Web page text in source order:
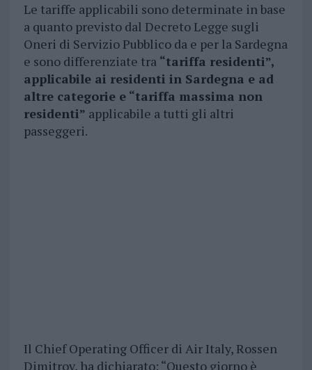
Le tariffe applicabili sono determinate in base
a quanto previsto dal Decreto Legge sugli
Oneri di Servizio Pubblico da e per la Sardegna
e sono differenziate tra “tariffa residenti”,
applicabile ai residenti in Sardegna e ad
altre categorie e “tariffa massima non
residenti” applicabile a tutti gli altri
passeggeri.
Il Chief Operating Officer di Air Italy, Rossen
Dimitrov, ha dichiarato: “Questo giorno è